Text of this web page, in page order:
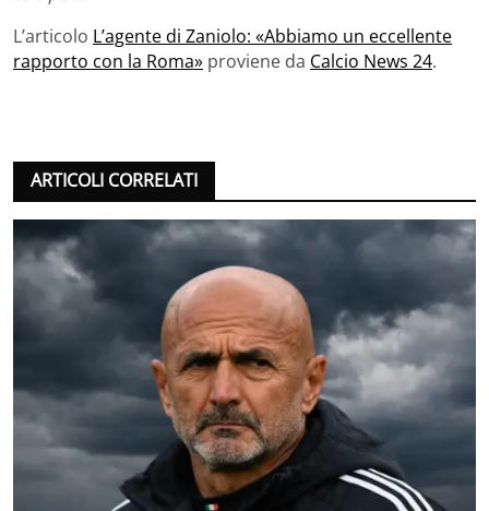
L’articolo L’agente di Zaniolo: «Abbiamo un eccellente
rapporto con la Roma» proviene da Calcio News 24.
ARTICOLI CORRELATI